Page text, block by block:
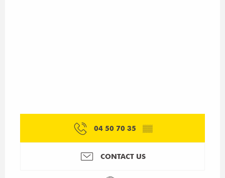
04 50 70 35 ▒▒
CONTACT US